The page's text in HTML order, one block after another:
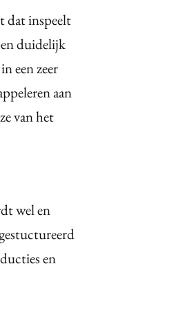
dat inspeelt
duidelijk
een zeer
aan
van het
wel en
en